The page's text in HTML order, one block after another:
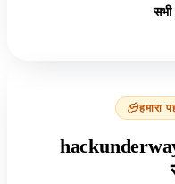
सभी
हमारा